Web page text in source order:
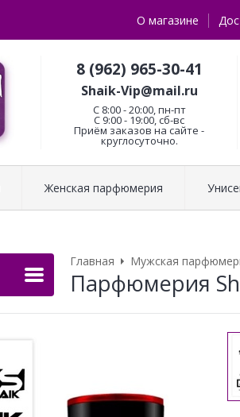
О магазине
8 (962) 965-30-41
Shaik-Vip@mail.ru
C 8:00 - 20:00, пн-пт
С 9:00 - 19:00, сб-вс
Приём заказов на сайте -
круглосуточно.
Женская парфюмерия
Главная Мужская
Парфюмерия